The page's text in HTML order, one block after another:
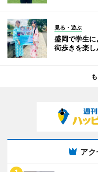
見る・遊ぶ
盛岡で学生
街歩きを楽し
ア